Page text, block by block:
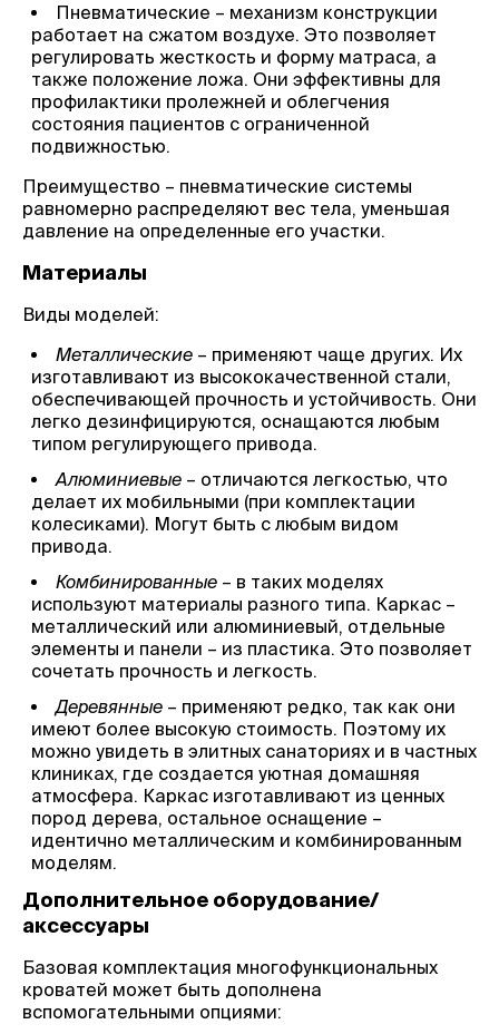
Пневматические – механизм конструкции
работает на сжатом воздухе. Это позволяет
регулировать жесткость и форму матраса, а
также положение ложа. Они эффективны для
профилактики пролежней и облегчения
состояния пациентов с ограниченной
подвижностью.
Преимущество – пневматические системы
равномерно распределяют вес тела, уменьшая
давление на определенные его участки.
Материалы
Виды моделей:
Металлические – применяют чаще других. Их
изготавливают из высококачественной стали,
обеспечивающей прочность и устойчивость. Они
легко дезинфицируются, оснащаются любым
типом регулирующего привода.
Алюминиевые – отличаются легкостью, что
делает их мобильными (при комплектации
колесиками). Могут быть с любым видом
привода.
Комбинированные – в таких моделях
используют материалы разного типа. Каркас –
металлический или алюминиевый, отдельные
элементы и панели – из пластика. Это позволяет
сочетать прочность и легкость.
Деревянные – применяют редко, так как они
имеют более высокую стоимость. Поэтому их
можно увидеть в элитных санаториях и в частных
клиниках, где создается уютная домашняя
атмосфера. Каркас изготавливают из ценных
пород дерева, остальное оснащение –
идентично металлическим и комбинированным
моделям.
Дополнительное оборудование/
аксессуары
Базовая комплектация многофункциональных
кроватей может быть дополнена
вспомогательными опциями: